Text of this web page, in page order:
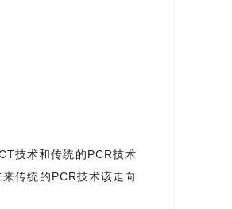
技术和传统的PCR技术
传统的PCR技术该走向